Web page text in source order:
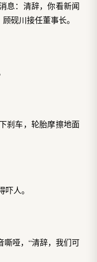
息：清辞，你看新闻
砚川接任董事长。
刹车，轮胎摩擦地面
人。
嘶哑，“清辞，我们可